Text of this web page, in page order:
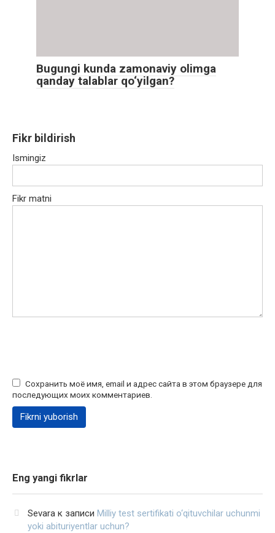
Bugungi kunda zamonaviy olimga
qanday talablar qo‘yilgan?
Fikr bildirish
Ismingiz
Fikr matni
Сохранить моё имя, email и адрес сайта в этом браузере для
последующих моих комментариев.
Eng yangi fikrlar
Sevara к записи Milliy test sertifikati o‘qituvchilar uchunmi
yoki abituriyentlar uchun?